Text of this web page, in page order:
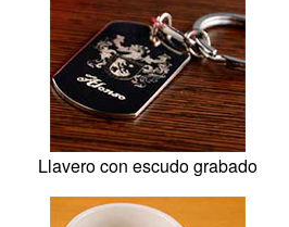
Llavero con escudo grabado